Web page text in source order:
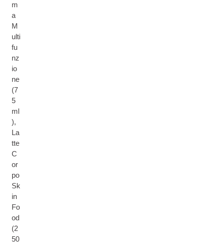
m
a
M
ulti
fu
nz
io
ne
(7
5
ml
),
La
tte
C
or
po
Sk
in
Fo
od
(2
50